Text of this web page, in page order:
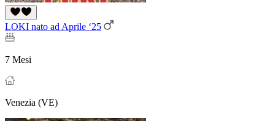
LOKI nato ad Aprile ‘25
7 Mesi
Venezia (VE)